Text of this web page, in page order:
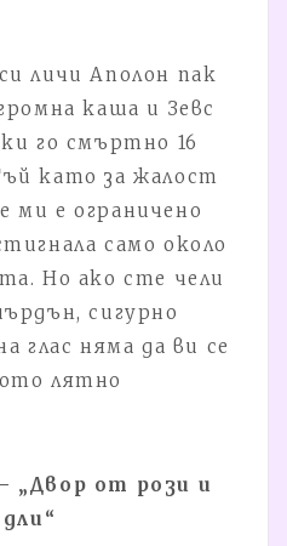
личи Аполон пак
каша и Зевс
го смъртно 16
като за жалост
ми е ограничено
само около
Но ако сте чели
сигурно
глас няма да ви се
лятно
„Двор от рози и